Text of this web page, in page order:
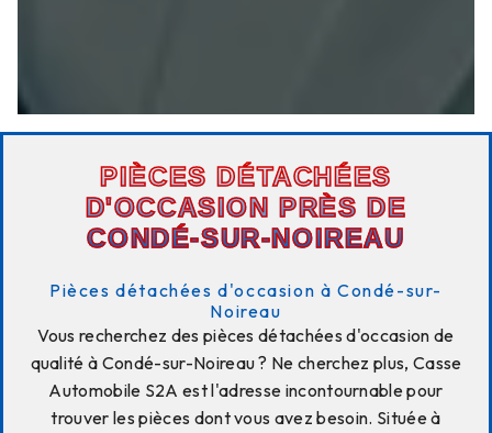
PIÈCES DÉTACHÉES
D'OCCASION PRÈS DE
CONDÉ-SUR-NOIREAU
Pièces détachées d'occasion à Condé-sur-
Noireau
Vous recherchez des pièces détachées d'occasion de
qualité à Condé-sur-Noireau ? Ne cherchez plus, Casse
Automobile S2A est l'adresse incontournable pour
trouver les pièces dont vous avez besoin. Située à